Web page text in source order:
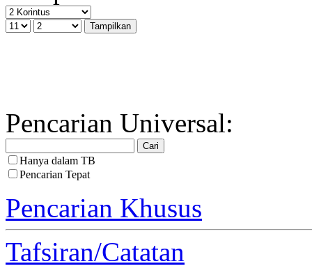
Pencarian Universal:
Hanya dalam TB
Pencarian Tepat
Pencarian Khusus
Tafsiran/Catatan